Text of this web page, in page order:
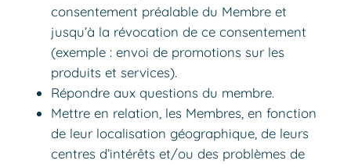
consentement préalable du Membre et
jusqu’à la révocation de ce consentement
(exemple : envoi de promotions sur les
produits et services).
Répondre aux questions du membre.
Mettre en relation, les Membres, en fonction
de leur localisation géographique, de leurs
centres d’intérêts et/ou des problèmes de